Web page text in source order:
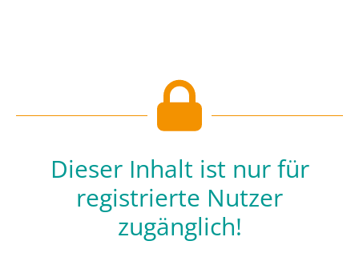
Dieser Inhalt ist nur für
registrierte Nutzer
zugänglich!